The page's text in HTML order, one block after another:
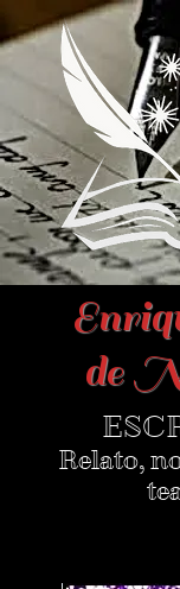
de
Relato,